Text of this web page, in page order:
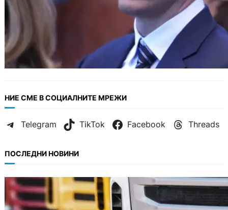
НИЕ СМЕ В СОЦИАЛНИТЕ МРЕЖИ
Telegram TikTok Facebook Threads
ПОСЛЕДНИ НОВИНИ
БЪЛГАРИЯ
Нови ограничения за камионите над 12
тона по ключови пътища през август